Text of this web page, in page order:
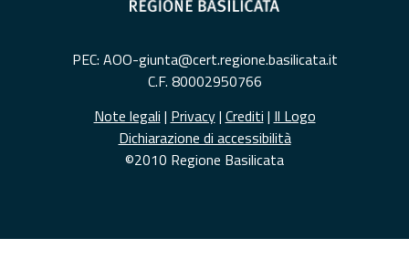
PEC: AOO-giunta@cert.regione.basilicata.it
C.F. 80002950766
Note legali | Privacy| Crediti | Il Logo
Dichiarazione di accessibilità
©2010 Regione Basilicata